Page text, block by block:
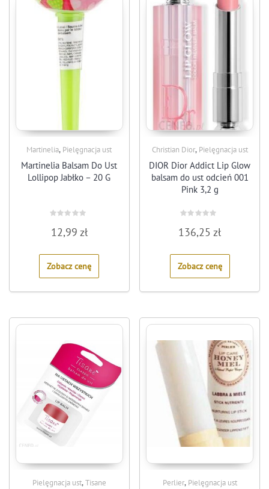
Martinelia, Pielęgnacja ust
Martinelia Balsam Do Ust
Lollipop Jabłko – 20 G
0
out
5
12,99 zł
Zobacz cenę
Christian Dior, Pielęgnacja ust
DIOR Dior Addict Lip Glow
balsam do ust odcień 001
Pink 3,2 g
0
out
5
136,25zł
Zobacz cenę
Pielęgnacja ust,Tisane Perlier, Pielęgnacja ust